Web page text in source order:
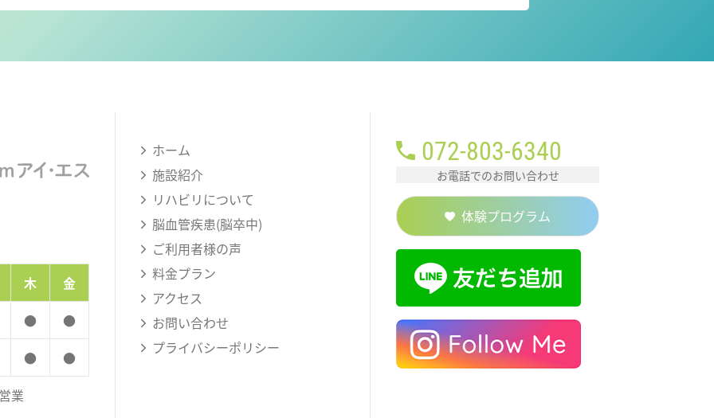
木
金
●
●
●
●
業
ホーム
施設紹介
リハビリについて
脳血管疾患(脳卒中)
ご利用者様の声
料金プラン
アクセス
お問い合わせ
プライバシーポリシー
072-803-6340
お電話でのお問い合わせ
体験プログラム